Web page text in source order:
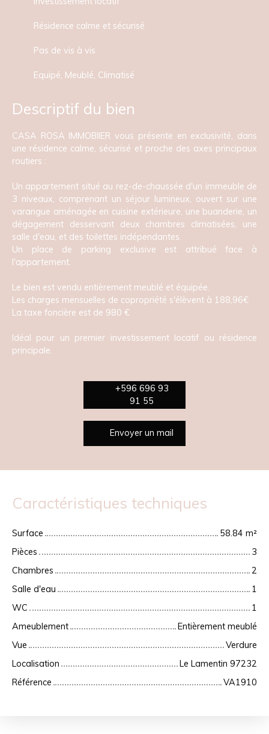
Résidence calme et sécurisé
Pas de vis à vis
Equipé, Meublé, Climatisé
Descriptif du bien
CASA ROSA IMMOBIIER vous présente en exclusivité, dans
une résidence calme, sécurisé et proche des axes principaux
routiers :
Un appartement situé au rez-de-chaussée d'un immeuble de
3 niveaux, comprenant un séjour lumineux, ouvert sur une
varangue aménagée en cuisine extérieure, une buanderie, un
dégagement desservant deux chambres climatisées, une
salle d'eau, et des toilettes indépendantes.
Un place de parking exclusive est attribué face à
l'appartement.
Le bien est vendu entièrement meublé et équipée.
Les charges mensuelles de copropriété s'élèvent à 188,96€
La taxe foncière est de 980 €
Idéal pour un premier investissement locatif ou résidence
principale.
+596 696 93
91 55
Envoyer un mail
Caractéristiques techniques
Surface 58.84 m²
Pièces
3
Chambres
2
Salle d'eau
1
WC
1
Ameublement
Entièrement meublé
Vue
Verdure
Localisation
Le Lamentin 97232
Référence
VA1910